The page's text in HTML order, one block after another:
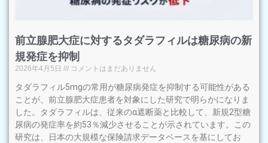
前立腺肥大症に対するタダラフィルは糖尿病の新
規発症を抑制
2026年4月5日 コメントはまだありません
タダラフィル5mgの常用が糖尿病発症を抑制する可能性がある
ことが、前立腺肥大症患者を対象にした研究で明らかになりま
した。タダラフィルは、従来のα遮断薬と比較して、新規2型糖
尿病の発症率を約53％減少させることが示されています。この
研究は、日本の大規模な保険請求データベースを基にしてお